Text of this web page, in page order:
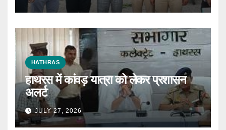
HATHRAS
हाथरस में कांवड़ यात्रा को लेकर प्रशासन
अलर्ट
JULY 27, 2026